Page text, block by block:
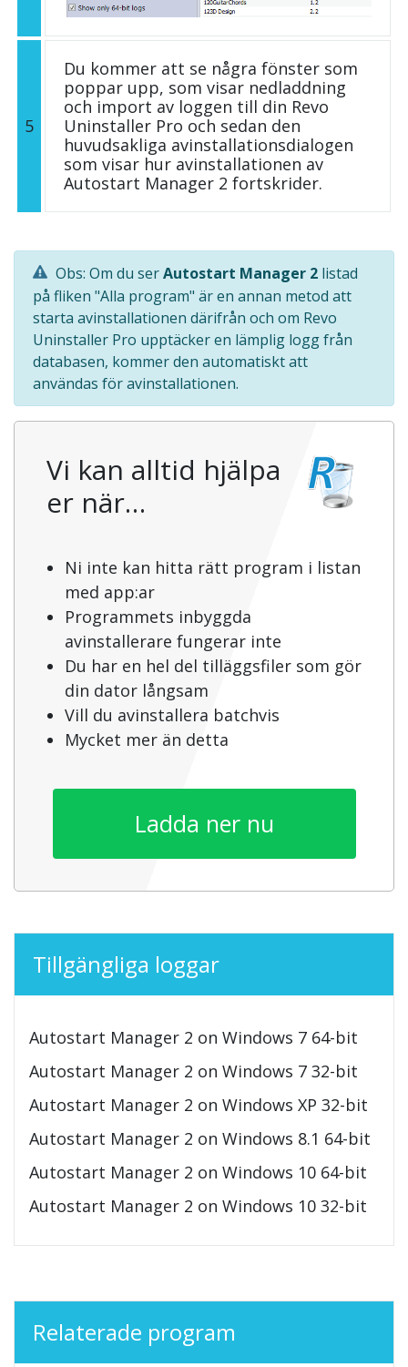
5
Du kommer att se några fönster som
poppar upp, som visar nedladdning
och import av loggen till din Revo
Uninstaller Pro och sedan den
huvudsakliga avinstallationsdialogen
som visar hur avinstallationen av
Autostart Manager 2 fortskrider.
Obs: Om du serAutostart Manager 2 listad
på fliken "Alla program" är en annan metod att
starta avinstallationen därifrån och om Revo
Uninstaller Pro upptäcker en lämplig logg från
databasen, kommer den automatiskt att
användas för avinstallationen.
Vi kan alltid hjälpa
er när…
Ni inte kan hitta rätt program i listan
med app:ar
Programmets inbyggda
avinstallerare fungerar inte
Du har en hel del tilläggsfiler som gör
din dator långsam
Vill du avinstallera batchvis
Mycket mer än detta
Ladda ner nu
Tillgängliga loggar
Autostart Manager 2 on Windows 7 64-bit
Autostart Manager 2 on Windows 7 32-bit
Autostart Manager 2 on Windows XP 32-bit
Autostart Manager 2 on Windows 8.1 64-bit
Autostart Manager 2 on Windows 10 64-bit
Autostart Manager 2 on Windows 10 32-bit
Relaterade program